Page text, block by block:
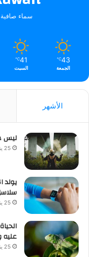
سماء صافية
43
℃
الجمعة
41
℃
السبت
الأشهر
ليس
25 يناير، 2022
يولد
25 يناير، 2022
25 يناير، 2022